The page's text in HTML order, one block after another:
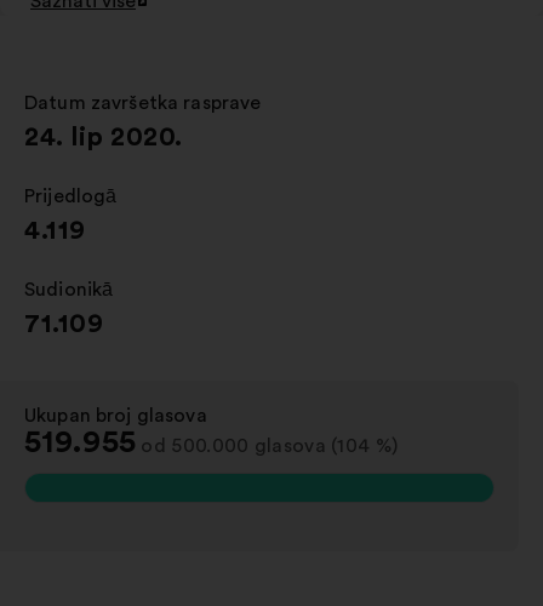
Otvori
kartici
Datum završetka rasprave
:
24. lip 2020.
Prijedlogā
:
4.119
Sudionikā
:
71.109
Ukupan broj glasova
:
519.955 od 500.000 glasova (104 %)